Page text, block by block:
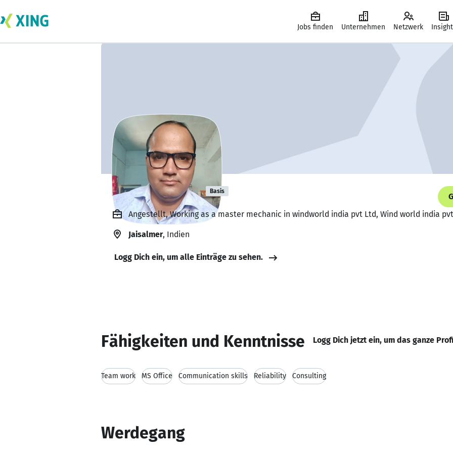
Jobs finden Unternehmen Netzwerk
Basti Ram Get Basis
Angestellt, Working as a master mechanic in windworld india pvt Ltd, Wind world india
Jaisalmer, Indien
Logg Dich ein, um alle Einträge zu sehen.
Fähigkeiten und Kenntnisse Logg Dich jetzt ein, um das ganze
Team work MS Office Communication skills Reliability Consulting
Werdegang